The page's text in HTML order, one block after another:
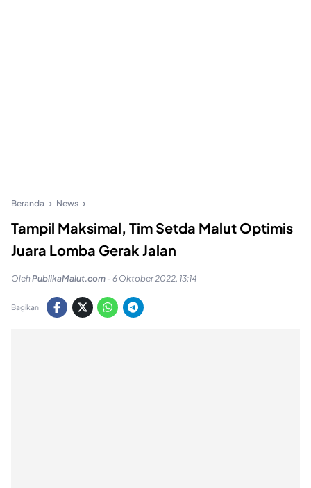
Beranda News
Tampil Maksimal, Tim Setda Malut Optimis
Juara Lomba Gerak Jalan
OlehPublikaMalut.com - 6 Oktober 2022, 13:14
Bagikan: